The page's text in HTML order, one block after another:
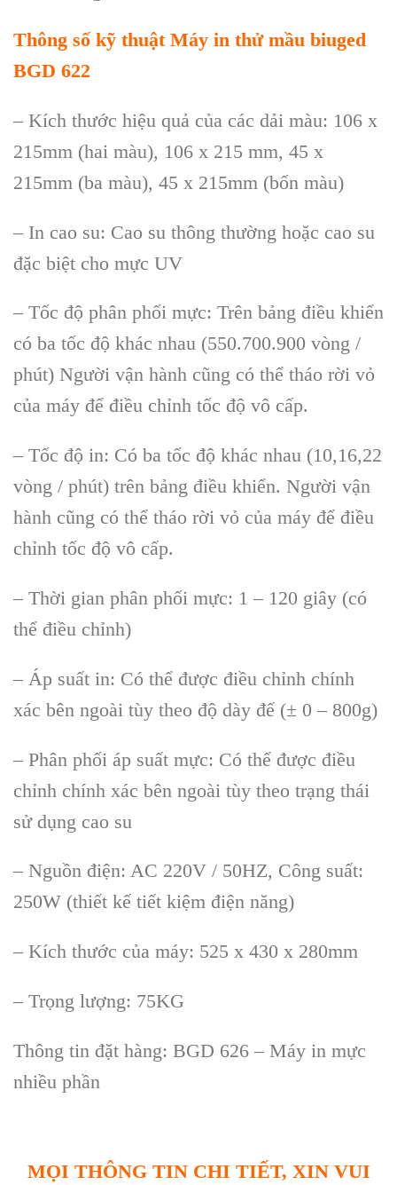
Thông số kỹ thuật Máy in thử mầu biuged
BGD 622
– Kích thước hiệu quả của các dải màu: 106 x
215mm (hai màu), 106 x 215 mm, 45 x
215mm (ba màu), 45 x 215mm (bốn màu)
– In cao su: Cao su thông thường hoặc cao su
đặc biệt cho mực UV
– Tốc độ phân phối mực: Trên bảng điều khiển
có ba tốc độ khác nhau (550.700.900 vòng /
phút) Người vận hành cũng có thể tháo rời vỏ
của máy để điều chỉnh tốc độ vô cấp.
– Tốc độ in: Có ba tốc độ khác nhau (10,16,22
vòng / phút) trên bảng điều khiển. Người vận
hành cũng có thể tháo rời vỏ của máy để điều
chỉnh tốc độ vô cấp.
– Thời gian phân phối mực: 1 – 120 giây (có
thể điều chỉnh)
– Áp suất in: Có thể được điều chỉnh chính
xác bên ngoài tùy theo độ dày đế (± 0 – 800g)
– Phân phối áp suất mực: Có thể được điều
chỉnh chính xác bên ngoài tùy theo trạng thái
sử dụng cao su
– Nguồn điện: AC 220V / 50HZ, Công suất:
250W (thiết kế tiết kiệm điện năng)
– Kích thước của máy: 525 x 430 x 280mm
– Trọng lượng: 75KG
Thông tin đặt hàng: BGD 626 – Máy in mực
nhiều phần
MỌI THÔNG TIN CHI TIẾT, XIN VUI